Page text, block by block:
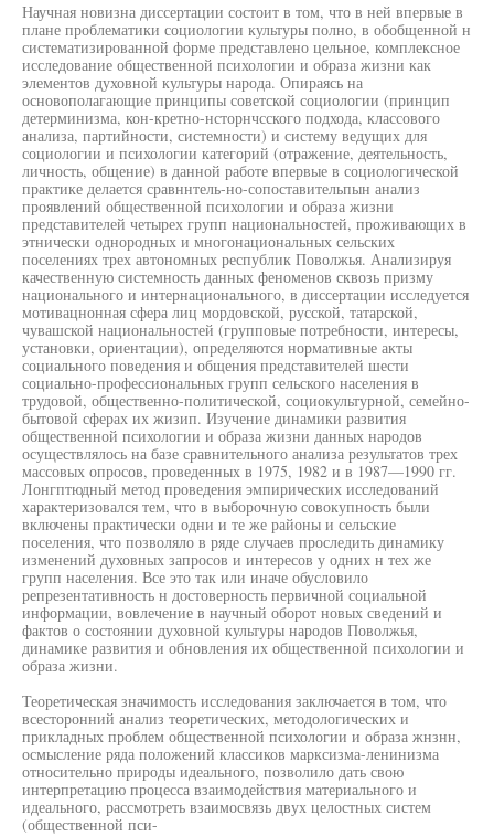
Научная новизна диссертации состоит в том, что в ней впервые в
плане проблематики социологии культуры полно, в обобщенной н
систематизированной форме представлено цельное, комплексное
исследование общественной психологии и образа жизни как
элементов духовной культуры народа. Опираясь на
основополагающие принципы советской социологии (принцип
детерминизма, кон-кретно-нсторнчсского подхода, классового
анализа, партийности, системности) и систему ведущих для
социологии и психологии категорий (отражение, деятельность,
личность, общение) в данной работе впервые в социологической
практике делается сравннтель-но-сопоставительпын анализ
проявлений общественной психологии и образа жизни
представителей четырех групп национальностей, проживающих в
этнически однородных и многонациональных сельских
поселениях трех автономных республик Поволжья. Анализируя
качественную системность данных феноменов сквозь призму
национального и интернационального, в диссертации исследуется
мотивацнонная сфера лиц мордовской, русской, татарской,
чувашской национальностей (групповые потребности, интересы,
установки, ориентации), определяются нормативные акты
социального поведения и общения представителей шести
социально-профессиональных групп сельского населения в
трудовой, общественно-политической, социокультурной, семейно-
бытовой сферах их жизип. Изучение динамики развития
общественной психологии и образа жизни данных народов
осуществлялось на базе сравнительного анализа результатов трех
массовых опросов, проведенных в 1975, 1982 и в 1987—1990 гг.
Лонгптюдный метод проведения эмпирических исследований
характеризовался тем, что в выборочную совокупность были
включены практически одни и те же районы и сельские
поселения, что позволяло в ряде случаев проследить динамику
изменений духовных запросов и интересов у одних н тех же
групп населения. Все это так или иначе обусловило
репрезентативность н достоверность первичной социальной
информации, вовлечение в научный оборот новых сведений и
фактов о состоянии духовной культуры народов Поволжья,
динамике развития и обновления их общественной психологии и
образа жизни.
Теоретическая значимость исследования заключается в том, что
всесторонний анализ теоретических, методологических и
прикладных проблем общественной психологии и образа жнзнн,
осмысление ряда положений классиков марксизма-ленинизма
относительно природы идеального, позволило дать свою
интерпретацию процесса взаимодействия материального и
идеального, рассмотреть взаимосвязь двух целостных систем
(общественной пси-